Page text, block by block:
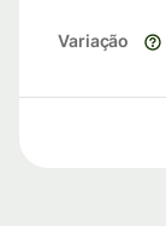
Variação